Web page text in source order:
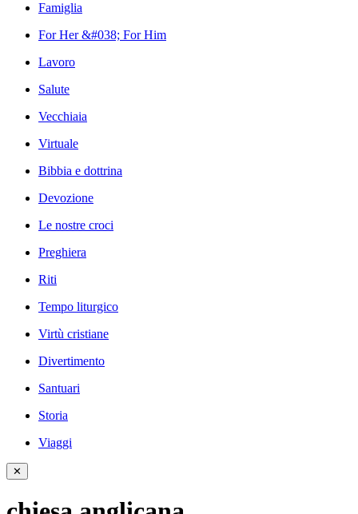
Famiglia
For Her &#038; For Him
Lavoro
Salute
Vecchiaia
Virtuale
Bibbia e dottrina
Devozione
Le nostre croci
Preghiera
Riti
Tempo liturgico
Virtù cristiane
Divertimento
Santuari
Storia
Viaggi
✕